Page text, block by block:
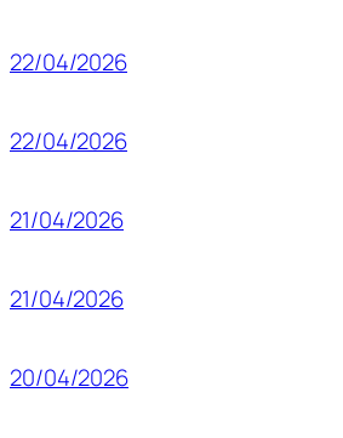
22/04/2026
22/04/2026
21/04/2026
21/04/2026
20/04/2026